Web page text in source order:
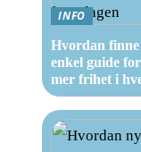
INFO
Hvordan finne
enkel guide
mer frihet i